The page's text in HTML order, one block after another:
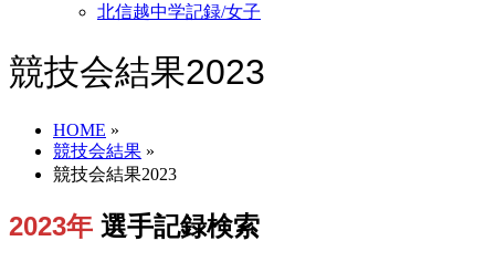
北信越中学記録/女子
競技会結果2023
HOME »
競技会結果 »
競技会結果2023
2023年 選手記録検索